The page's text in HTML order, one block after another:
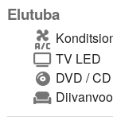
Elutuba
TV LED
DVD / CD